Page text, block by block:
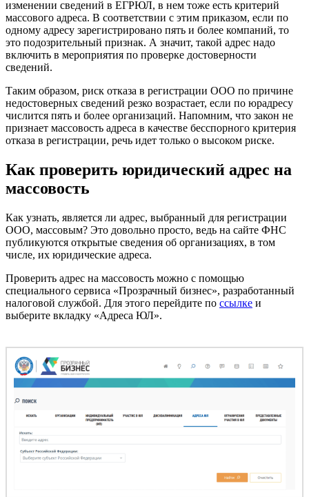
изменении сведений в ЕГРЮЛ, в нем тоже есть критерий
массового адреса. В соответствии с этим приказом, если по
одному адресу зарегистрировано пять и более компаний, то
это подозрительный признак. А значит, такой адрес надо
включить в мероприятия по проверке достоверности
сведений.
Таким образом, риск отказа в регистрации ООО по причине
недостоверных сведений резко возрастает, если по юрадресу
числится пять и более организаций. Напомним, что закон не
признает массовость адреса в качестве бесспорного критерия
отказа в регистрации, речь идет только о высоком риске.
Как проверить юридический адрес на
массовость
Как узнать, является ли адрес, выбранный для регистрации
ООО, массовым? Это довольно просто, ведь на сайте ФНС
публикуются открытые сведения об организациях, в том
числе, их юридические адреса.
Проверить адрес на массовость можно с помощью
специального сервиса «Прозрачный бизнес», разработанный
налоговой службой. Для этого перейдите по ссылке и
выберите вкладку «Адреса ЮЛ».